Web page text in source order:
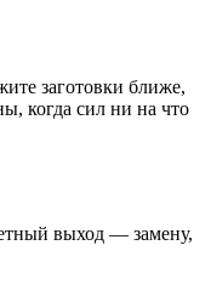
заготовки ближе,
когда сил ни на что
выход — замену,